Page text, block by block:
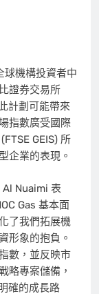
球機構投資者中
證券交易所
計劃可能帶來
指數廣受國際
GEIS) 所
企業的表現。
Nuaimi 表
Gas 基本面
了我們拓展機
形象的抱負。
數，並反映市
略專案儲備，
確的成長路